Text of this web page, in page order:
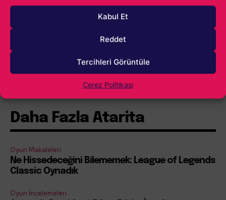
Kabul Et
Reddet
Tercihleri Görüntüle
Çerez Politikası
Göster
Daha Fazla Atarita
Oyun Makaleleri
Ne Hissedeceğini Bilememek: League of Legends
Classic Oynadık
Oyun İncelemeleri